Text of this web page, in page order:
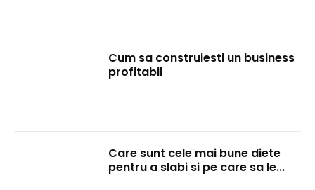
Cum sa construiesti un business
profitabil
Care sunt cele mai bune diete
pentru a slabi si pe care sa le...